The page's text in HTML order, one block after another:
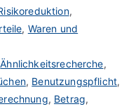
,
, Waren und
Ähnlichkeitsrecherche,
, Benutzungspflicht,
, Betrag,